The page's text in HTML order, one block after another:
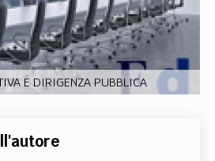
EXTRA
PROCEEDINGS PUBBLICITÀ CONTATTI
MEDIA
E DIRIGENZA PUBBLICA